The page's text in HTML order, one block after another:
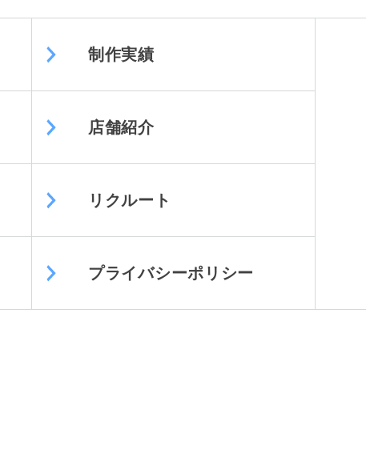
制作実績
店舗紹介
リクルート
プライバシーポリシー